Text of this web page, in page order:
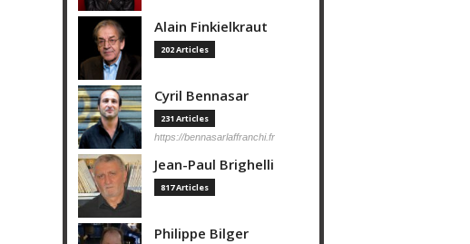
Alain Finkielkraut
202 Articles
Cyril Bennasar
231 Articles
https://bennasarlaffranchi.fr
Jean-Paul Brighelli
817 Articles
Philippe Bilger